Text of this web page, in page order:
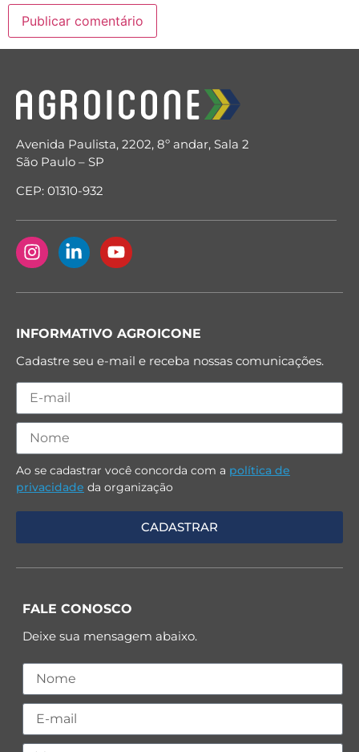
Avenida Paulista, 2202, 8º andar, Sala 2
São Paulo – SP
CEP: 01310-932
INFORMATIVO AGROICONE
Cadastre seu e-mail e receba nossas comunicações.
Ao se cadastrar você concorda com a política de
privacidade da organização
FALE CONOSCO
Deixe sua mensagem abaixo.